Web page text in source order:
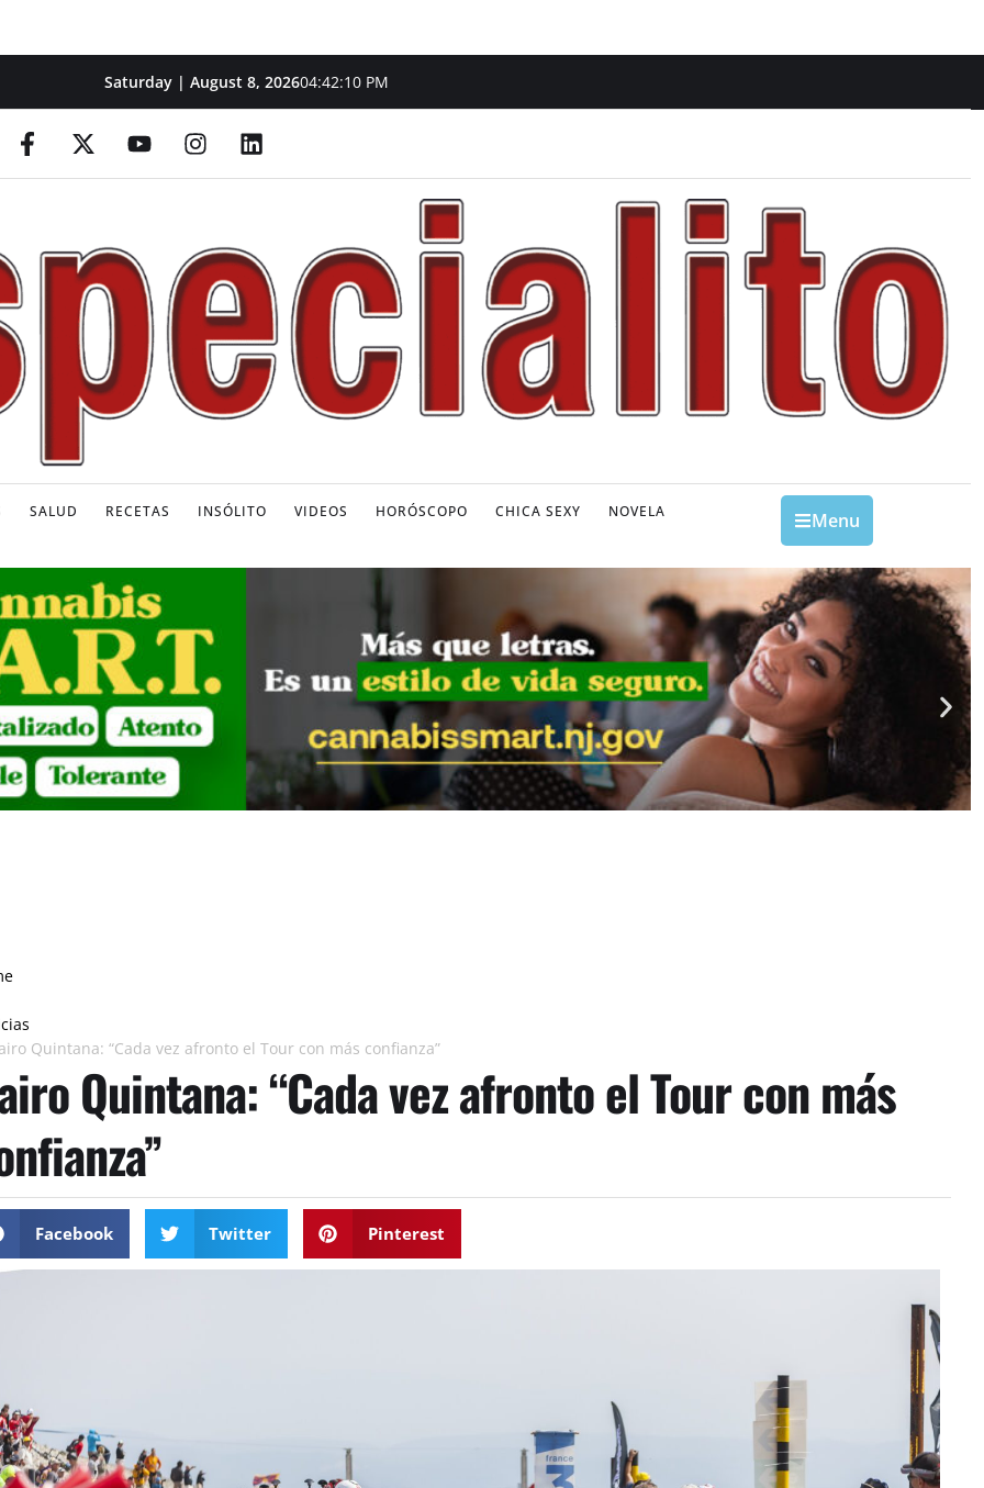
Saturday | August 8, 202604:42:11 PM
SALUD RECETAS INSÓLITO VIDEOS HORÓSCOPO CHICA SEXY NOVELA Menu
Quintana: “Cada vez afronto el Tour con más confianza”
Quintana: “Cada vez afronto el Tour con más
Facebook Twitter Pinterest